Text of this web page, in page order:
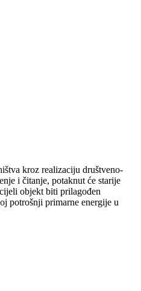
kroz realizaciju društveno-
i čitanje, potaknut će starije
objekt biti prilagođen
potrošnji primarne energije u